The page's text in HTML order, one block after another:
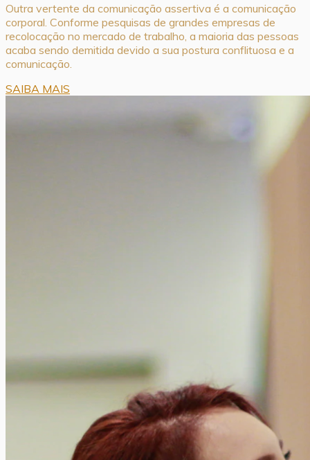
Outra vertente da comunicação assertiva é a comunicação
corporal. Conforme pesquisas de grandes empresas de
recolocação no mercado de trabalho, a maioria das pessoas
acaba sendo demitida devido a sua postura conflituosa e a
comunicação.
SAIBA MAIS